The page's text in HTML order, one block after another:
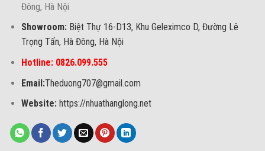
Đông, Hà Nội
Showroom: Biệt Thự 16-D13, Khu Geleximco D, Đường Lê
Trọng Tấn, Hà Đông, Hà Nội
Hotline: 0826.099.555
Email:Theduong707@gmail.com
Website:https://nhuathanglong.net